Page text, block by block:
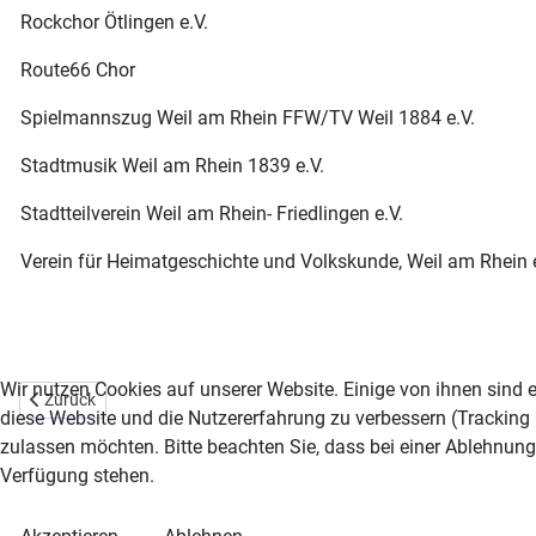
Rockchor Ötlingen e.V.
Route66 Chor
Spielmannszug Weil am Rhein FFW/TV Weil 1884 e.V.
Stadtmusik Weil am Rhein 1839 e.V.
Stadtteilverein Weil am Rhein- Friedlingen e.V.
Verein für Heimatgeschichte und Volkskunde, Weil am Rhein
Vorheriger Beitrag: Startseite
Zurück
Wir nutzen Cookies auf unserer Website. Einige von ihnen
diese Website und die Nutzererfahrung zu verbessern
zulassen möchten. Bitte beachten Sie, dass bei einer
Verfügung stehen.